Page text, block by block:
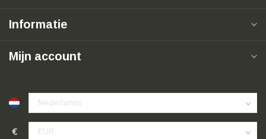
Informatie
Mijn account
€